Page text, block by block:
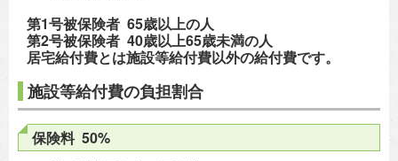
第1号被保険者 65歳以上の人
第2号被保険者 40歳以上65歳未満の人
居宅給付費とは施設等給付費以外の給付費です。
施設等給付費の負担割合
保険料 50%